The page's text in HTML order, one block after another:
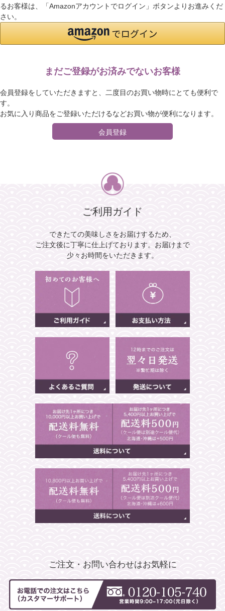
るお客様は、「Amazonアカウントでログイン」ボタンよりお進みくだ
さい。
まだご登録がお済みでないお客様
会員登録をしていただきますと、二度目のお買い物時にとても便利で
す。
お気に入り商品をご登録いただけるなどお買い物が便利になります。
会員登録
ご利用ガイド
できたての美味しさをお届けするため、
ご注文後に丁寧に仕上げております。 お届けまで
少々お時間をいただきます。
ご注文・お問い合わせはお気軽に